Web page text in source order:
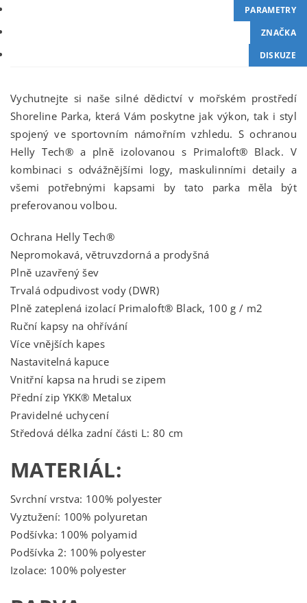
PARAMETRY
ZNAČKA
DISKUZE
Vychutnejte si naše silné dědictví v mořském prostředí
Shoreline Parka, která Vám poskytne jak výkon, tak i styl
spojený ve sportovním námořním vzhledu. S ochranou
Helly Tech® a plně izolovanou s Primaloft® Black. V
kombinaci s odvážnějšími logy, maskulinními detaily a
všemi potřebnými kapsami by tato parka měla být
preferovanou volbou.
Ochrana Helly Tech®
Nepromokavá, větruvzdorná a prodyšná
Plně uzavřený šev
Trvalá odpudivost vody (DWR)
Plně zateplená izolací Primaloft® Black, 100 g / m2
Ruční kapsy na ohřívání
Více vnějších kapes
Nastavitelná kapuce
Vnitřní kapsa na hrudi se zipem
Přední zip YKK® Metalux
Pravidelné uchycení
Středová délka zadní části L: 80 cm
MATERIÁL:
Svrchní vrstva: 100% polyester
Vyztužení: 100% polyuretan
Podšívka: 100% polyamid
Podšívka 2: 100% polyester
Izolace: 100% polyester